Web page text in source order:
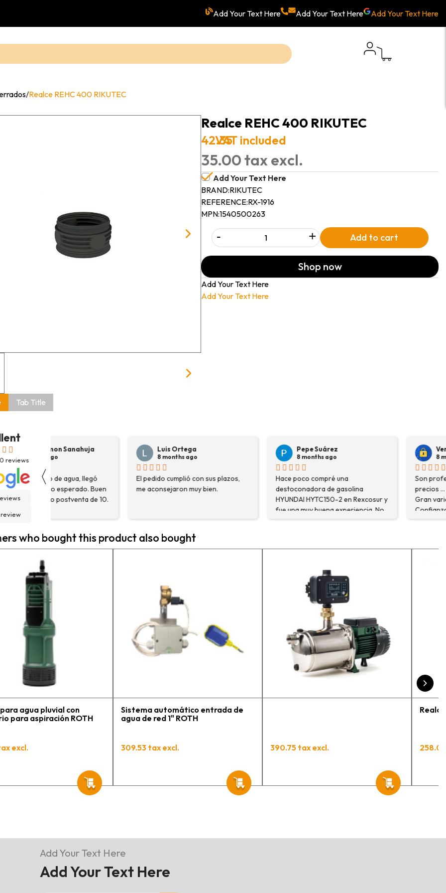
Add Your Text Here Add Your Text Here Add Your Text Here
/Realce REHC 400 RIKUTEC
Realce REHC 400 RIKUTEC
42.35
VAT included
35.00 tax excl.
Add Your Text Here
BRAND:RIKUTEC
REFERENCE:RX-1916
MPN:1540500263
- + Add to cart
Shop now
Add Your Text Here
Add Your Text Here
Tab Title
reviews
〈
Luis Ortega
8 months ago
El pedido cumplió con sus plazos,
me aconsejaron muy bien.
Pepe Suárez
8 months ago
Hace poco compré una
destoconadora de gasolina
HYUNDAI HYTC150-2 en Rexcosur y
fue una muy buena experiencia. No
solo me encontré el producto que
asesoraron y explicaron con
detalle para asegurarme de que
En general, la recomiendo, he
vuelto a comprar, tengo varios
pedidos en proceso y muy
contento.
Veronica Hidalgo
8 months ago
Son profesionales , serios y buenos
precios ... Voy a repetir seguro ...
Gran variedad de depósitos ...
Confianza y buen servicio.
who bought this product also bought
agua pluvial con
para aspiración ROTH
excl.
Sistema automático entrada de
agua de red 1" ROTH
309.53 tax excl. 390.75 tax excl.
Add Your Text Here
Add Your Text Here